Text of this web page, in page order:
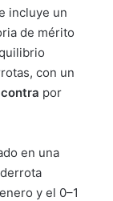
incluye un
de mérito
con un
por
en una
y el 0–1